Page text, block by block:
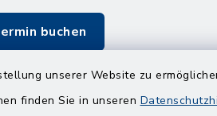
unserer Website zu
finden Sie in unseren
buchen